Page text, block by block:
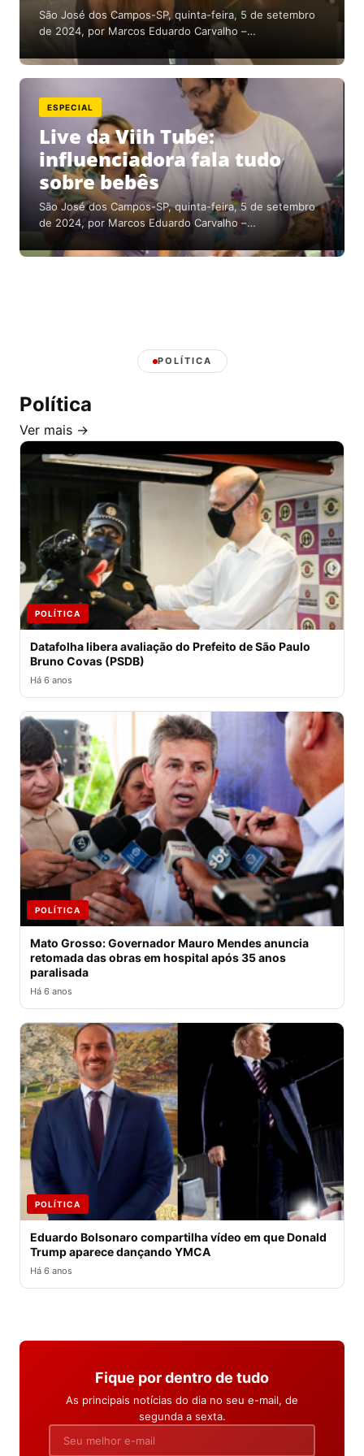
São José dos Campos-SP, quinta-feira, 5 de setembro
de 2024, por Marcos Eduardo Carvalho –…
ESPECIAL
Live da Viih Tube:
influenciadora fala tudo
sobre bebês
São José dos Campos-SP, quinta-feira, 5 de setembro
de 2024, por Marcos Eduardo Carvalho –…
POLÍTICA
Política
Ver mais →
POLÍTICA
Datafolha libera avaliação do Prefeito de São Paulo
Bruno Covas (PSDB)
Há 6 anos
POLÍTICA
Mato Grosso: Governador Mauro Mendes anuncia
retomada das obras em hospital após 35 anos
paralisada
Há 6 anos
POLÍTICA
Eduardo Bolsonaro compartilha vídeo em que Donald
Trump aparece dançando YMCA
Há 6 anos
Fique por dentro de tudo
As principais notícias do dia no seu e-mail, de
segunda a sexta.